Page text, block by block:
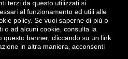
terzi da questo utilizzati si
al funzionamento ed utili alle
policy. Se vuoi saperne di più o
o ad alcuni cookie, consulta la
questo banner, cliccando su un link
in altra maniera, acconsenti